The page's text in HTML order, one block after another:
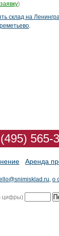
)
склад на
.
Аренда
, о
цифры)